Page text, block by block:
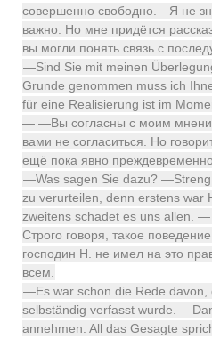
совершенно свободно.—Я не
важно. Но мне придётся
вы могли понять связь с
—Sind Sie mit meinen
Grunde genommen muss ich
für eine Realisierung ist im
— —Вы согласны с моим
вами не согласиться. Но
ещё пока явно преждевременно.
—Was sagen Sie dazu?
zu verurteilen, denn erstens war
zweitens schadet es uns allen.
Строго говоря, такое
господин Н. не имел на это
всем.
—Es war schon die Rede davon,
selbständig verfasst wurde.
annehmen. All das Gesagte